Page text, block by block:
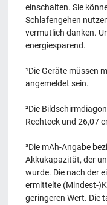
einschalten. Sie
Schlafengehen
vermutlich danken.
energiesparend.
¹Die Geräte müssen
angemeldet sein.
²Die
Rechteck und 26,07
³Die mAh-Angabe
Akkukapazität, der
wurde. Die nach der
ermittelte (Mindest-
geringeren Wert. Die